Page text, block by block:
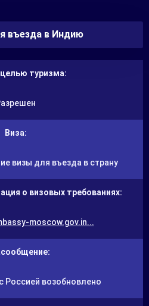
которым можно покататься
въезда в Индию
туризма:
Виза:
визы для въезда в страну
о визовых требованиях:
moscow.gov.in...
Россией возобновлено